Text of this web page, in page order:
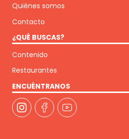
Quiénes somos
Contacto
¿QUÉ BUSCAS?
Contenido
Restaurantes
ENCUÉNTRANOS